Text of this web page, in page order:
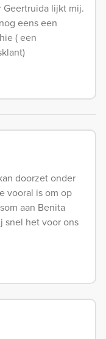
Geertruida lijkt mij.
eens een
( een
doorzet onder
vooral is om op
aan Benita
snel het voor ons